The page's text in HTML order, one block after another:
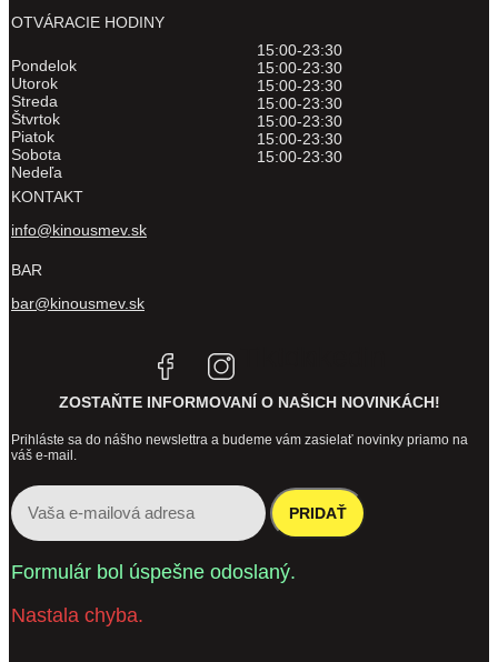
OTVÁRACIE HODINY
Pondelok
Utorok
Streda
Štvrtok
Piatok
Sobota
Nedeľa
15:00-23:30
15:00-23:30
15:00-23:30
15:00-23:30
15:00-23:30
15:00-23:30
15:00-23:30
KONTAKT
info@kinousmev.sk
BAR
bar@kinousmev.sk
ZOSTAŇTE INFORMOVANÍ O NAŠICH NOVINKÁCH!
Prihláste sa do nášho newslettra a budeme vám zasielať novinky priamo na
váš e-mail.
PRIDAŤ
Formulár bol úspešne odoslaný.
Nastala chyba.